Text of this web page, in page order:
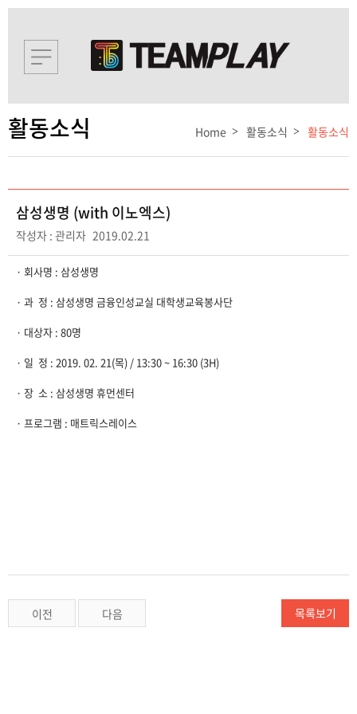
활동소식 Home 활동소식 활동소식
삼성생명 (with 이노엑스)
작성자 : 관리자 2019.02.21
· 회사명 : 삼성생명
​· ​과 정 : 삼성생명 금융인성교실 대학생교육봉사단
​· ​대상자 : 80명
​· ​일 정 : 2019. 02. 21(목) / 13:30 ~ 16:30 (3H)
​· ​장 소 : 삼성생명 휴먼센터
​· ​프로그램 : 매트릭스레이스​
이전 다음 목록보기